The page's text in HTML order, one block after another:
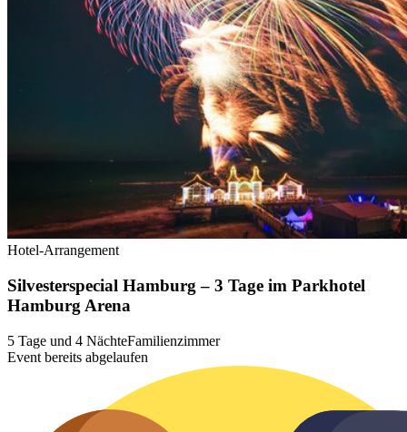
Hotel-Arrangement
Silvesterspecial Hamburg – 3 Tage im Parkhotel
Hamburg Arena
5 Tage und 4 NächteFamilienzimmer
Event bereits abgelaufen